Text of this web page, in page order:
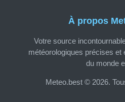
À propos
Votre source
météorologiques précises et
du monde
Meteo.best © 2026.